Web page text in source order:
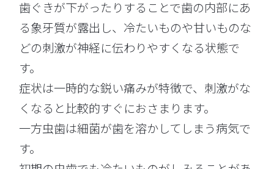
歯ぐきが下がったりすることで歯の内部にあ
る象牙質が露出し、冷たいものや甘いものな
どの刺激が神経に伝わりやすくなる状態で
す。
症状は一時的な鋭い痛みが特徴で、刺激がな
くなると比較的すぐにおさまります。
一方虫歯は細菌が歯を溶かしてしまう病気で
す。